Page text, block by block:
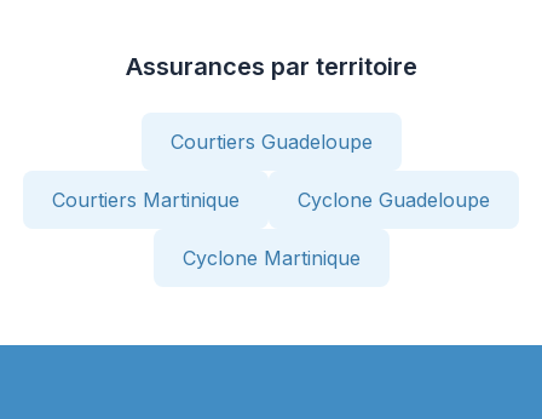
Assurances par territoire
Courtiers Guadeloupe
Courtiers Martinique Cyclone Guadeloupe
Cyclone Martinique